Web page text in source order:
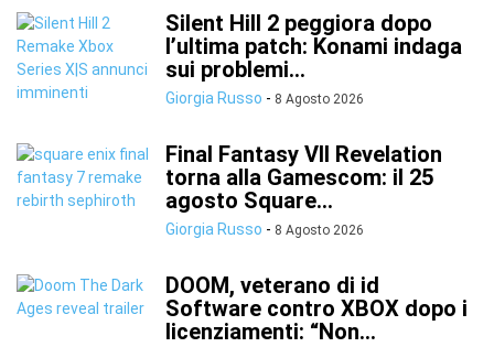
Silent Hill 2 peggiora dopo
l’ultima patch: Konami indaga
sui problemi...
Giorgia Russo - 8 Agosto 2026
Final Fantasy VII Revelation
torna alla Gamescom: il 25
agosto Square...
Giorgia Russo - 8 Agosto 2026
DOOM, veterano di id
Software contro XBOX dopo i
licenziamenti: “Non...